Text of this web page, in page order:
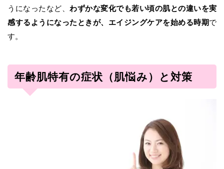
うになったなど、 わずかな変化でも若い頃の肌との違いを実
感するようになったときが、エイジングケアを始める時期で
す。
年齢肌特有の症状（肌悩み）と対策